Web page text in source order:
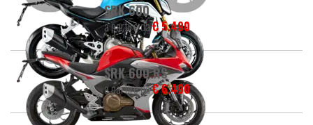
SRK 600
a partire da€ 5.490
SRK 600 RS
a partire da€ 6.490